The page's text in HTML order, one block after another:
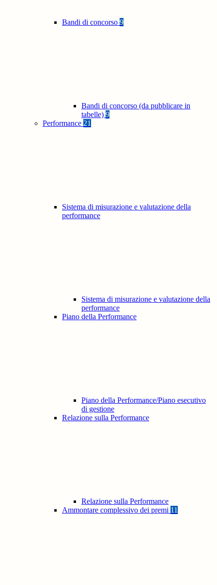
Bandi di concorso 9
Bandi di concorso (da pubblicare in
tabelle) 9
Performance 21
Sistema di misurazione e valutazione della
performance
Sistema di misurazione e valutazione della
performance
Piano della Performance
Piano della Performance/Piano esecutivo
di gestione
Relazione sulla Performance
Relazione sulla Performance
Ammontare complessivo dei premi 11